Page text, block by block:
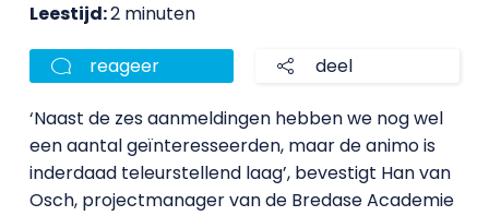
Leestijd:2 minuten
reageer deel
‘Naast de zes aanmeldingen hebben we nog wel
een aantal geïnteresseerden, maar de animo is
inderdaad teleurstellend laag’, bevestigt Han van
Osch, projectmanager van de Bredase Academie